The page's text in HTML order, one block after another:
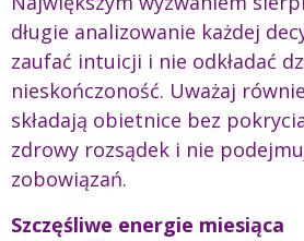
długie analizowanie każdej
zaufać intuicji i nie odkładać
nieskończoność. Uważaj
składają obietnice bez
zdrowy rozsądek i nie
zobowiązań.
Szczęśliwe energie miesiąca